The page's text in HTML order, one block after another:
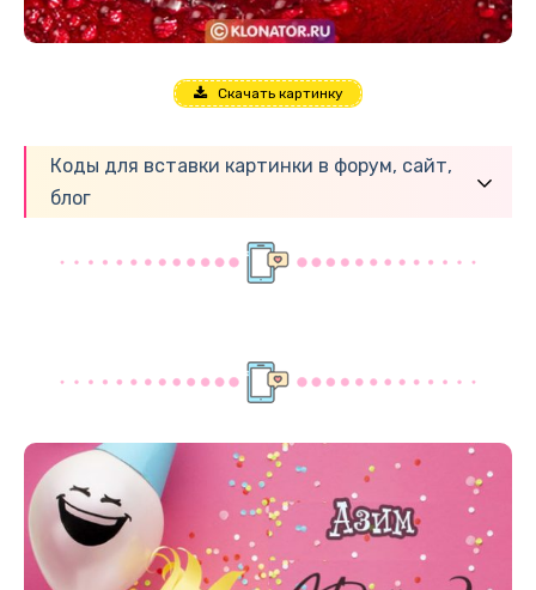
Скачать картинку
Коды для вставки картинки в форум, сайт,
блог